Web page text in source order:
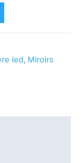
led, Miroirs